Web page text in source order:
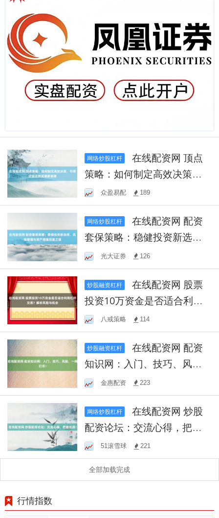
网络炒股杠杆
在线配资网 顶点
策略：如何制定高效决策，
引领企业达到发展新高峰
众盈易配 189
网络炒股杠杆
在线配资网 配资
套保策略：稳健投资新选
择，风险管理与资产增值双
赢之道
光大证券 126
炒股融资杠杆
在线配资网 股票
投资10万资金是否适合利用
杠杆交易？解析风险与机会
八戒策略 114
炒股融资杠杆
在线配资网 配资
知识网：入门、技巧、风
险，一网打尽！
金惠配资 223
网络炒股杠杆
在线配资网 炒股
配资论坛：交流心得，把握
机遇！51滚雪球 221
全部加载完成
行情指数